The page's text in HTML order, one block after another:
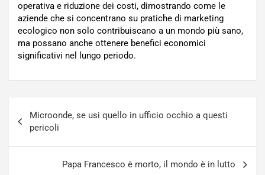
operativa e riduzione dei costi, dimostrando come le
aziende che si concentrano su pratiche di marketing
ecologico non solo contribuiscano a un mondo più sano,
ma possano anche ottenere benefici economici
significativi nel lungo periodo.
articoli
Microonde, se usi quello in ufficio occhio a questi
pericoli
Papa Francesco è morto, il mondo è in lutto